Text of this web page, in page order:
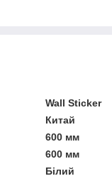
Wall Sticker
Китай
600 мм
600 мм
Білий